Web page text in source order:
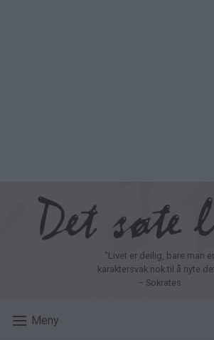
"Livet er deilig, bare man er
karaktersvak nok til å nyte
– Sokrates
Meny